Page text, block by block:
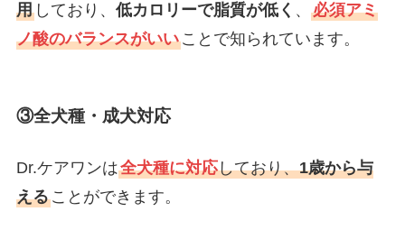
用しており、 低カロリーで脂質が低く 、 必須アミ
ノ酸のバランスがいいことで知られています。
③全犬種・成犬対応
Dr.ケアワンは全犬種に対応しており、1歳から与
えることができます。